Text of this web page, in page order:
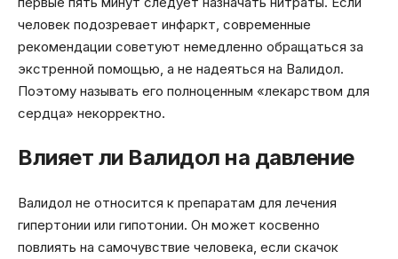
человек подозревает инфаркт, современные
рекомендации советуют немедленно обращаться за
экстренной помощью, а не надеяться на Валидол.
Поэтому называть его полноценным «лекарством для
сердца» некорректно.
Влияет ли Валидол на давление
Валидол не относится к препаратам для лечения
гипертонии или гипотонии. Он может косвенно
повлиять на самочувствие человека, если скачок